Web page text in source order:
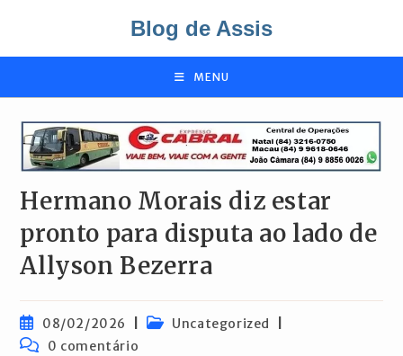
o
Blog de Assis
MENU
Hermano Morais diz estar
pronto para disputa ao lado de
Allyson Bezerra
Post
publicado:
08/02/2026
Categoria
Uncategorized
Comentários
0 comentário